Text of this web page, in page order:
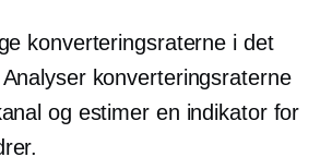
konverteringsraterne i det
konverteringsraterne
og estimer en indikator for